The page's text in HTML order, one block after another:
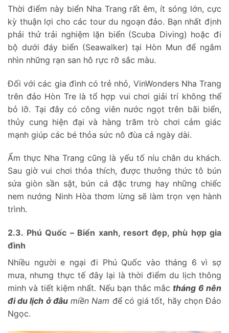
Thời điểm này biển Nha Trang rất êm, ít sóng lớn, cực
kỳ thuận lợi cho các tour du ngoạn đảo. Bạn nhất định
phải thử trải nghiệm lặn biển (Scuba Diving) hoặc đi
bộ dưới đáy biển (Seawalker) tại Hòn Mun để ngắm
nhìn những rạn san hô rực rỡ sắc màu.
Đối với các gia đình có trẻ nhỏ, VinWonders Nha Trang
trên đảo Hòn Tre là tổ hợp vui chơi giải trí không thể
bỏ lỡ. Tại đây có công viên nước ngọt trên bãi biển,
thủy cung hiện đại và hàng trăm trò chơi cảm giác
mạnh giúp các bé thỏa sức nô đùa cả ngày dài.
Ẩm thực Nha Trang cũng là yếu tố níu chân du khách.
Sau giờ vui chơi thỏa thích, được thưởng thức tô bún
sứa giòn sần sật, bún cá đặc trưng hay những chiếc
nem nướng Ninh Hòa thơm lừng sẽ làm trọn vẹn hành
trình.
2.3. Phú Quốc – Biển xanh, resort đẹp, phù hợp gia
đình
Nhiều người e ngại đi Phú Quốc vào tháng 6 vì sợ
mưa, nhưng thực tế đây lại là thời điểm du lịch thông
minh và tiết kiệm nhất. Nếu bạn thắc mắctháng 6 nên
đi du lịch ở đâumiền Nam để có giá tốt, hãy chọn Đảo
Ngọc.